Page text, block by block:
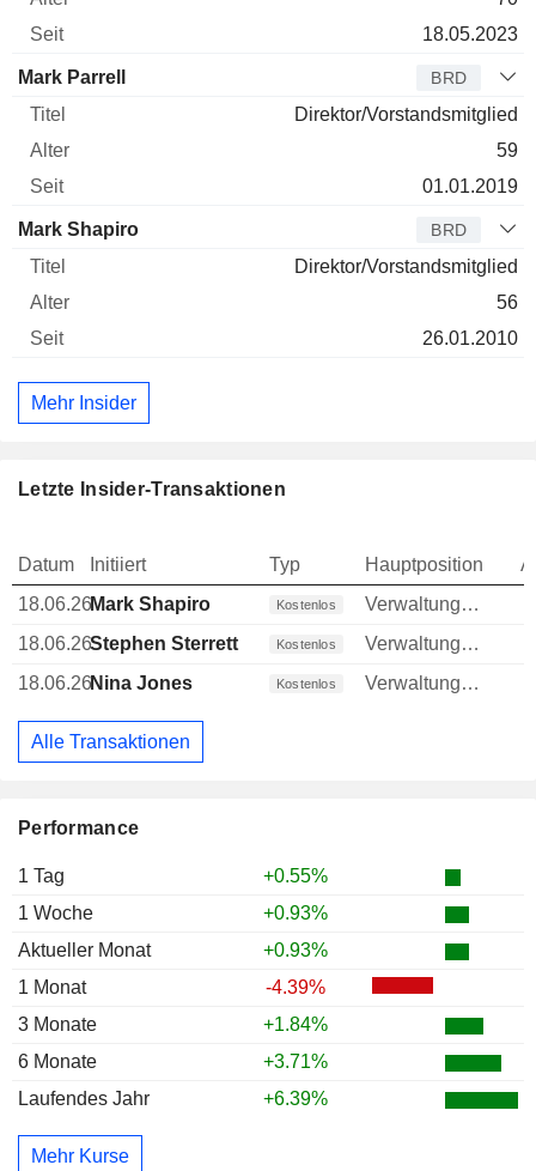
Performance
1 Tag
+0.55%
1 Woche
+0.93%
Aktueller Monat
+0.93%
1 Monat
-4.39%
3 Monate
+1.84%
6 Monate
+3.71%
Laufendes Jahr
+6.39%
Mehr Kurse
18.05.2023
Mark Parrell BRD
Direktor/Vorstandsmitglied
59
01.01.2019
Mark Shapiro BRD
Direktor/Vorstandsmitglied
56
26.01.2010
Mehr Insider
Letzte Insider-Transaktionen
Datum Initiiert Typ Hauptposition
18.06.26Mark Shapiro Kostenlos Verwaltungsratsmitglied
18.06.26Stephen Sterrett Kostenlos Verwaltungsratsmitglied
18.06.26Nina Jones Kostenlos Verwaltungsratsmitglied
Alle Transaktionen